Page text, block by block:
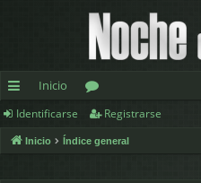
nl
ac
Inicio
or
os
Identificarse Registrarse
Inicio Índice general